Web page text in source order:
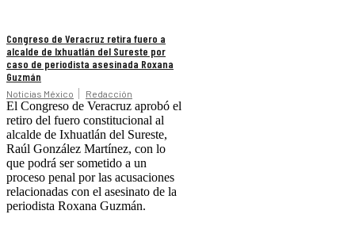
Congreso de Veracruz retira fuero a
alcalde de Ixhuatlán del Sureste por
caso de periodista asesinada Roxana
Guzmán
Noticias México Redacción
El Congreso de Veracruz aprobó el
retiro del fuero constitucional al
alcalde de Ixhuatlán del Sureste,
Raúl González Martínez, con lo
que podrá ser sometido a un
proceso penal por las acusaciones
relacionadas con el asesinato de la
periodista Roxana Guzmán.